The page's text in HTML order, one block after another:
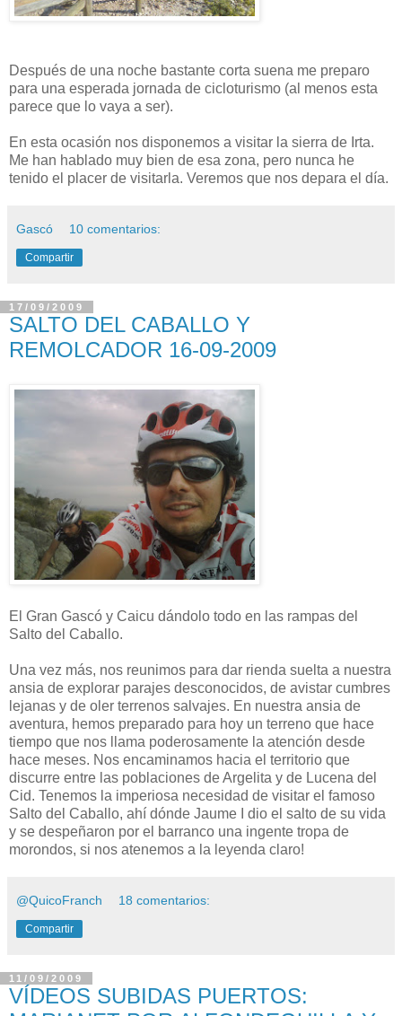
Después de una noche bastante corta suena me preparo
para una esperada jornada de cicloturismo (al menos esta
parece que lo vaya a ser).
En esta ocasión nos disponemos a visitar la sierra de Irta.
Me han hablado muy bien de esa zona, pero nunca he
tenido el placer de visitarla. Veremos que nos depara el día.
Gascó 10 comentarios:
Compartir
17/09/2009
SALTO DEL CABALLO Y
REMOLCADOR 16-09-2009
El Gran Gascó y Caicu dándolo todo en las rampas del
Salto del Caballo.
Una vez más, nos reunimos para dar rienda suelta a nuestra
ansia de explorar parajes desconocidos, de avistar cumbres
lejanas y de oler terrenos salvajes. En nuestra ansia de
aventura, hemos preparado para hoy un terreno que hace
tiempo que nos llama poderosamente la atención desde
hace meses. Nos encaminamos hacia el territorio que
discurre entre las poblaciones de Argelita y de Lucena del
Cid. Tenemos la imperiosa necesidad de visitar el famoso
Salto del Caballo, ahí dónde Jaume I dio el salto de su vida
y se despeñaron por el barranco una ingente tropa de
morondos, si nos atenemos a la leyenda claro!
@QuicoFranch 18 comentarios:
Compartir
11/09/2009
VÍDEOS SUBIDAS PUERTOS: